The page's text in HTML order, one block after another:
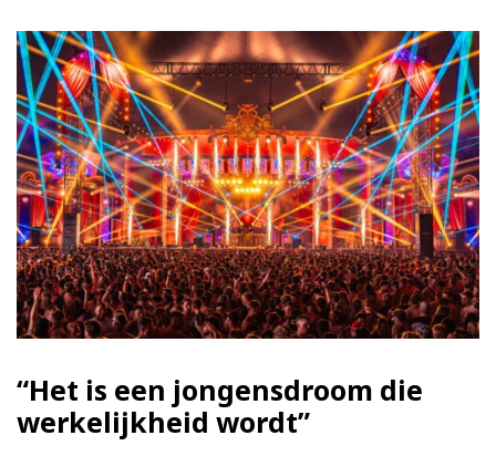
“Het is een jongensdroom die
werkelijkheid wordt”